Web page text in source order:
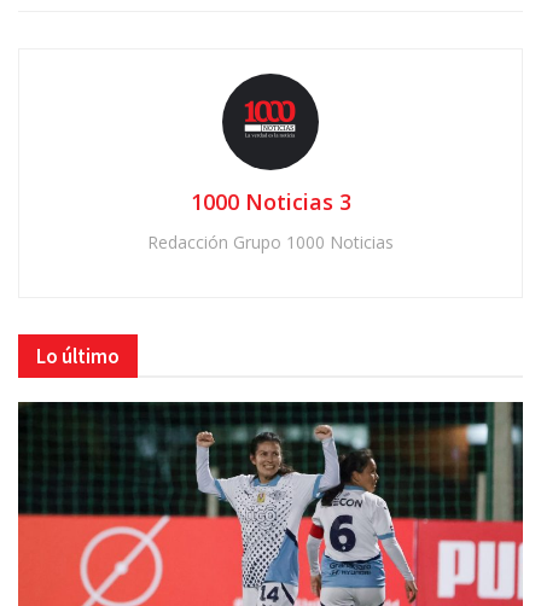
1000 Noticias 3
Redacción Grupo 1000 Noticias
Lo último